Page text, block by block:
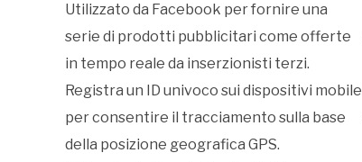
Utilizzato da Facebook per fornire una
serie di prodotti pubblicitari come offerte
in tempo reale da inserzionisti terzi.
Registra un ID univoco sui dispositivi mobile
per consentire il tracciamento sulla base
della posizione geografica GPS.